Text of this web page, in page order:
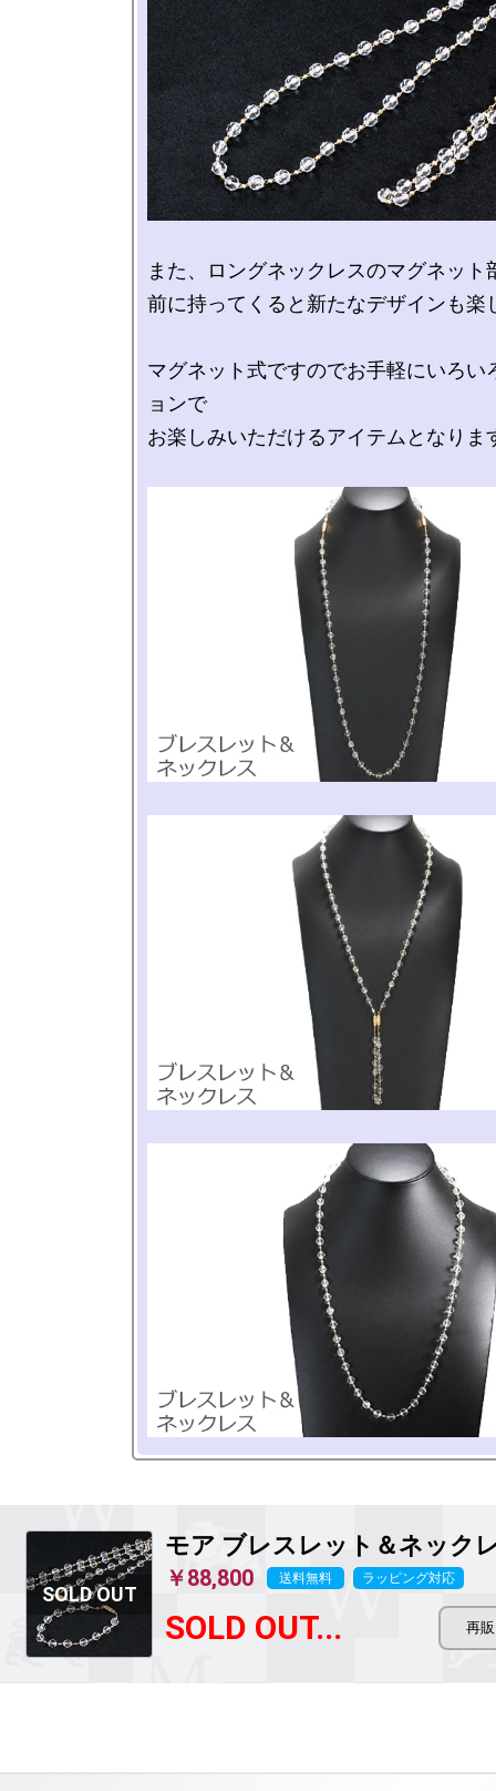
また、ロングネックレスのマグネット
前に持ってくると新たなデザインも楽
マグネット式ですのでお手軽にいろい
ョンで
お楽しみいただけるアイテムとなりま
モア ブレスレット＆ネック
￥88,800 送料無料 ラッピング対応
SOLD OUT...